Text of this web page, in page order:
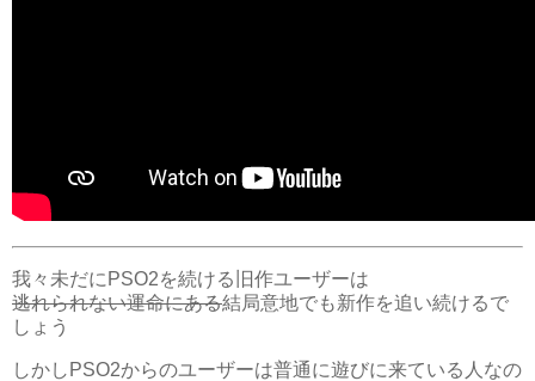
我々未だにPSO2を続ける旧作ユーザーは
逃れられない運命にある結局意地でも新作を追い続けるで
しょう
しかしPSO2からのユーザーは普通に遊びに来ている人なの